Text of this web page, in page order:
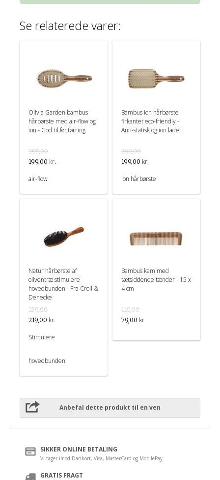
Se relaterede varer:
Olivia Garden bambus
hårbørste med air-flow og
ion - God til føntørring
295,00
199,00 kr.
air-flow
Bambus ion hårbørste
firkantet eco-friendly -
Anti-statisk og ion ladet
269,00
199,00 kr.
ion hårbørste
Natur hårbørste af
oliventræ stimulere
hovedbunden - Fra Croll &
Denecke
259,00
219,00 kr.
Stimulere
hovedbunden
Bambus kam med
tætsiddende tænder - 15 x
4 cm
110,00
79,00 kr.
Anbefal dette produkt til en ven
SIKKER ONLINE BETALING
Vi tager imod Dankort, Visa, MasterCard og MobilePay.
GRATIS FRAGT